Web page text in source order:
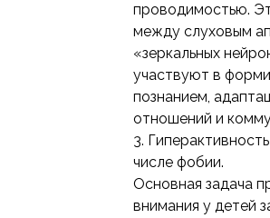
проводимостью.
между слуховым
«зеркальных
участвуют в
познанием,
отношений и
3.
числе фобии.
Основная задача
внимания у детей